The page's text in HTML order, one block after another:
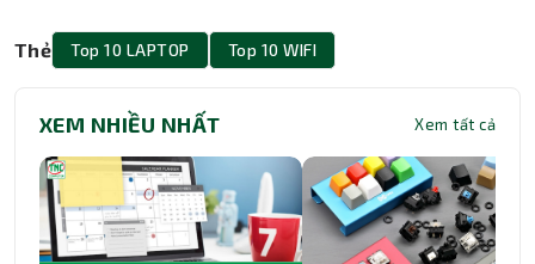
Thẻ Top 10 LAPTOP Top 10 WIFI
XEM NHIỀU NHẤT Xem tất cả